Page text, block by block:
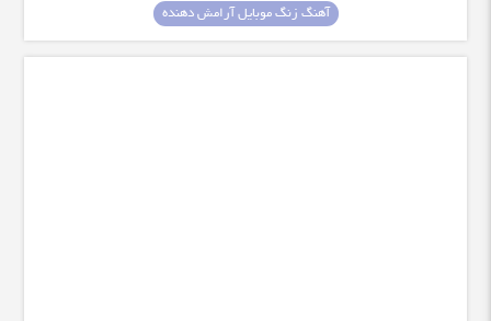
آهنگ زنگ موبایل آرامش دهنده